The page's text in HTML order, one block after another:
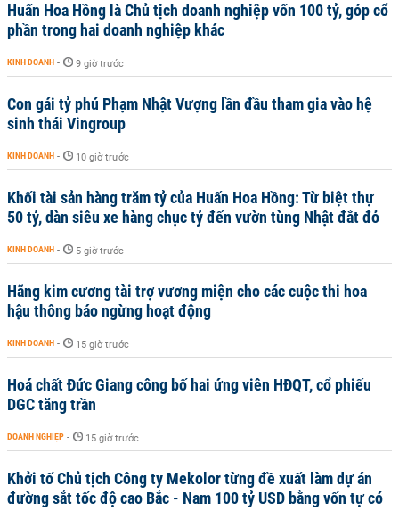
Huấn Hoa Hồng là Chủ tịch doanh nghiệp vốn 100 tỷ, góp cổ
phần trong hai doanh nghiệp khác
KINH DOANH - 9 giờ trước
Con gái tỷ phú Phạm Nhật Vượng lần đầu tham gia vào hệ
sinh thái Vingroup
KINH DOANH - 10 giờ trước
Khối tài sản hàng trăm tỷ của Huấn Hoa Hồng: Từ biệt thự
50 tỷ, dàn siêu xe hàng chục tỷ đến vườn tùng Nhật đắt đỏ
KINH DOANH - 5 giờ trước
Hãng kim cương tài trợ vương miện cho các cuộc thi hoa
hậu thông báo ngừng hoạt động
KINH DOANH - 15 giờ trước
Hoá chất Đức Giang công bố hai ứng viên HĐQT, cổ phiếu
DGC tăng trần
DOANH NGHIỆP - 15 giờ trước
Khởi tố Chủ tịch Công ty Mekolor từng đề xuất làm dự án
đường sắt tốc độ cao Bắc - Nam 100 tỷ USD bằng vốn tự có